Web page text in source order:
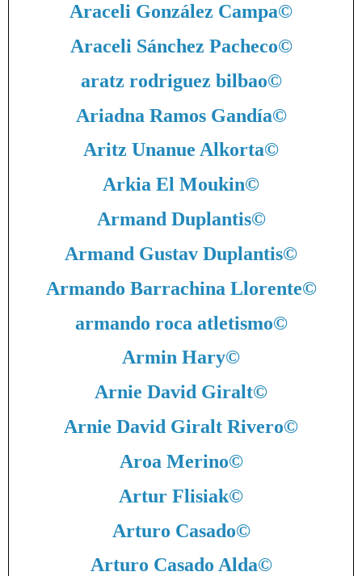
Araceli González Campa©
Araceli Sánchez Pacheco©
aratz rodriguez bilbao©
Ariadna Ramos Gandía©
Aritz Unanue Alkorta©
Arkia El Moukin©
Armand Duplantis©
Armand Gustav Duplantis©
Armando Barrachina Llorente©
armando roca atletismo©
Armin Hary©
Arnie David Giralt©
Arnie David Giralt Rivero©
Aroa Merino©
Artur Flisiak©
Arturo Casado©
Arturo Casado Alda©